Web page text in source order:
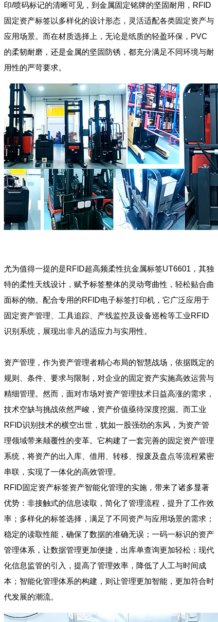
印/喷码标记的清晰可见，到金属固定铭牌的坚固耐用，RFID
固定资产标签以多样化的设计形态，灵活适配各类固定资产与
应用场景。而在材质选择上，无论是纸质的轻盈环保，PVC
的柔韧耐磨，还是金属的坚固防锈，都充分满足不同环境与耐
用性的严苛要求。
尤为值得一提的是RFID超高频柔性抗金属标签UT6601，其独
特的柔性天线设计，赋予标签整体的灵动弯曲性，轻松贴合曲
面标的物。配合专用的RFID电子标签打印机，它广泛应用于
固定资产管理、工具追踪、产线监控及设备巡检等工业RFID
识别系统，展现出非凡的适应力与实用性。
资产管理，作为资产管理者精心布局的智慧战场，依据既定的
规则、条件、要求与限制，对企业的固定资产实施高效运营与
精细管理。然而，面对市场对资产管理技术日益高涨的需求，
技术空缺与挑战依然严峻，资产价值亟待深度挖掘。而工业
RFID识别技术的横空出世，犹如一股强劲的东风，为资产管
理领域带来颠覆性的变革。它构建了一套完善的固定资产管理
系统，将资产的出入库、借用、转移、报废及盘点等流程紧密
串联，实现了一体化的高效管理。
RFID固定资产标签资产智能化管理的实施，带来了诸多显著
优势：非接触式的信息读取，简化了管理流程，提升了工作效
率；多样化的标签选择，满足了不同资产与应用场景的需求；
稳定的读取性能，确保了数据的准确无误；一码一标识的资产
管理体系，让数据管理更加便捷，出库单查询更加轻松；现代
化信息监管的引入，提高了管理效率，降低了人工与时间成
本；智能化管理体系的构建，则让管理更加智能，更加符合时
代发展的潮流。